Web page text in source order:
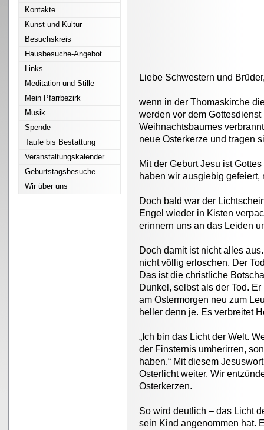
Kontakte
Kunst und Kultur
Besuchskreis
Hausbesuche-Angebot
Links
Meditation und Stille
Mein Pfarrbezirk
Musik
Spende
Taufe bis Bestattung
Veranstaltungskalender
Geburtstagsbesuche
Wir über uns
Liebe Schwestern und
wenn in der Thomaskirche
werden vor dem
Weihnachtsbaumes
neue Osterkerze und tragen
Mit der Geburt Jesu ist
haben wir ausgiebig
Doch bald war der
Engel wieder in Kisten
erinnern uns an das Leiden
Doch damit ist nicht alles
nicht völlig erloschen. Der
Das ist die christliche
Dunkel, selbst als der Tod.
am Ostermorgen neu zum
heller denn je. Es verbreitet
„Ich bin das Licht der Welt.
der Finsternis umherirren,
haben.“ Mit diesem
Osterlicht weiter. Wir
Osterkerzen.
So wird deutlich – das Licht
sein Kind angenommen hat.